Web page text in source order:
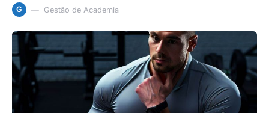
G Gestão de Academia